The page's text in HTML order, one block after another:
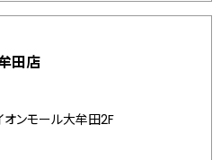
田店
ンモール大牟田2F